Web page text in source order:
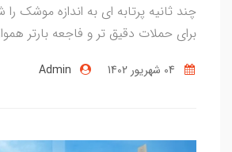
چند ثانیه پرتابه ای به اندازه موشک را
برای حملات دقیق تر و فاجعه بارتر
Admin